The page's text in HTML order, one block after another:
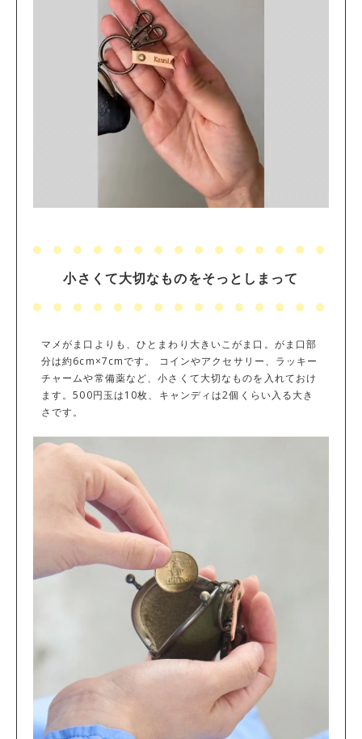
小さくて大切なものをそっとしまって
マメがま口よりも、ひとまわり大きいこがま口。がま口部
分は約6cm×7cmです。 コインやアクセサリー、ラッキー
チャームや常備薬など、小さくて大切なものを入れておけ
ます。500円玉は10枚、キャンディは2個くらい入る大き
さです。